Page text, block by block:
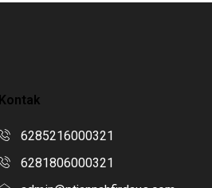
Kontak
6285216000321
6281806000321